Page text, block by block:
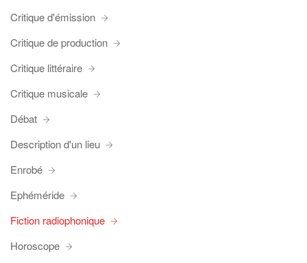
Critique d'émission
Critique de production
Critique littéraire
Critique musicale
Débat
Description d'un lieu
Enrobé
Ephéméride
Fiction radiophonique
Horoscope